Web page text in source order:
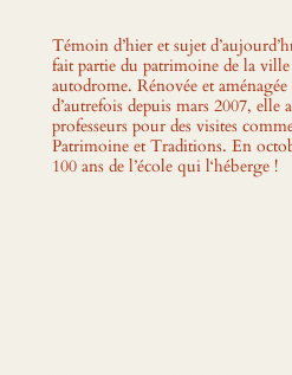
Témoin d’hier et sujet
fait partie du patrimoine de la
autodrome. Rénovée et
d’autrefois depuis mars 2007, elle
professeurs pour des visites
Patrimoine et Traditions. En
100 ans de l’école qui l‘héberge !